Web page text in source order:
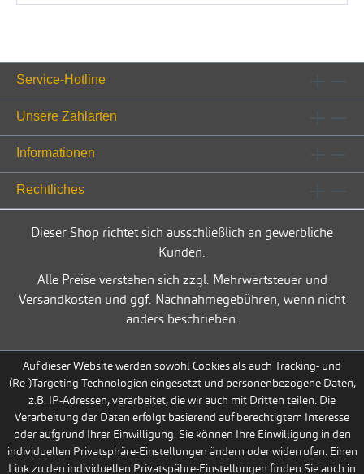
Service-Hotline
Unsere Zahlarten
Informationen
Rechtliches
Dieser Shop richtet sich ausschließlich an gewerbliche
Kunden.
Alle Preise verstehen sich zzgl. Mehrwertsteuer und
Versandkosten und ggf. Nachnahmegebühren, wenn nicht
anders beschrieben.
Auf dieser Website werden sowohl Cookies als auch Tracking- und
(Re-)Targeting-Technologien eingesetzt und personenbezogene Daten,
z.B. IP-Adressen, verarbeitet, die wir auch mit Dritten teilen. Die
Verarbeitung der Daten erfolgt basierend auf berechtigtem Interesse
oder aufgrund Ihrer Einwilligung. Sie können Ihre Einwilligung in den
individuellen Privatsphäre-Einstellungen ändern oder widerrufen. Einen
Link zu den individuellen Privatspähre-Einstellungen finden Sie auch in